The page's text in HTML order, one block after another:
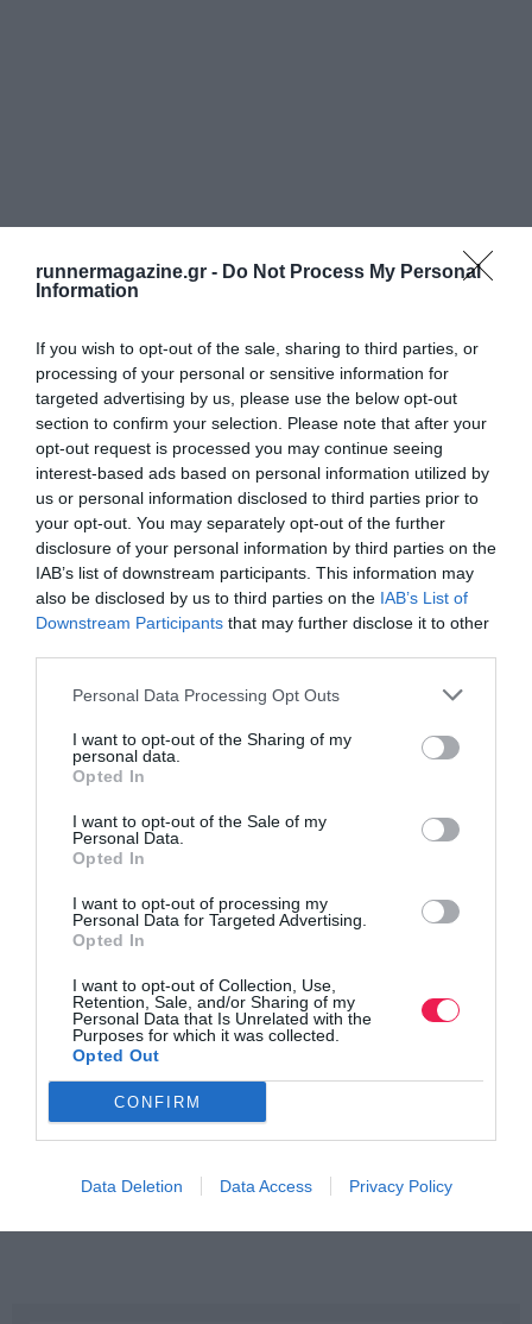
runnermagazine.gr - Do Not Process My Personal
Information
If you wish to opt-out of the sale, sharing to third parties, or
processing of your personal or sensitive information for
targeted advertising by us, please use the below opt-out
section to confirm your selection. Please note that after your
opt-out request is processed you may continue seeing
interest-based ads based on personal information utilized by
us or personal information disclosed to third parties prior to
your opt-out. You may separately opt-out of the further
disclosure of your personal information by third parties on the
IAB’s list of downstream participants. This information may
also be disclosed by us to third parties on the IAB’s List of
Downstream Participants that may further disclose it to other
Personal Data Processing Opt Outs
I want to opt-out of the Sharing of my
personal data.
Opted In
I want to opt-out of the Sale of my
Personal Data.
Opted In
I want to opt-out of processing my
Personal Data for Targeted Advertising.
Opted In
I want to opt-out of Collection, Use,
Retention, Sale, and/or Sharing of my
Personal Data that Is Unrelated with the
Purposes for which it was collected.
Opted Out
CONFIRM
Data Deletion Data Access Privacy Policy